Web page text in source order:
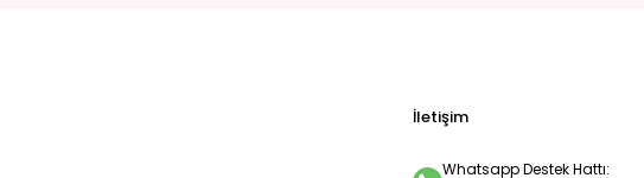
İletişim
Whatsapp Destek Hattı: